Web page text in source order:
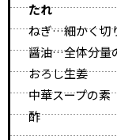
たれ
ねぎ…細かく切
醤油…全体分量
おろし生姜
中華スープの素
酢